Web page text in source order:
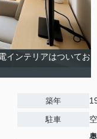
インテリアはついてお
築年
駐車